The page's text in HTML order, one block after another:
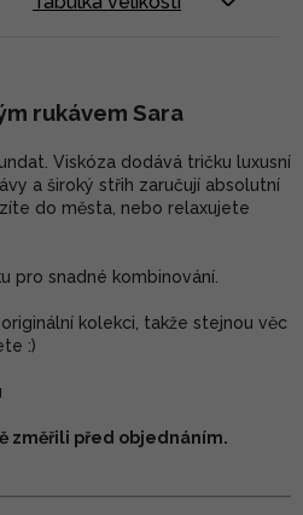
rukávem Sara
Viskóza dodává tričku luxusní
a široký střih zaručují absolutní
do města, nebo relaxujete
pro snadné kombinování.
kolekci, takže stejnou věc
:)
změřili před objednáním.